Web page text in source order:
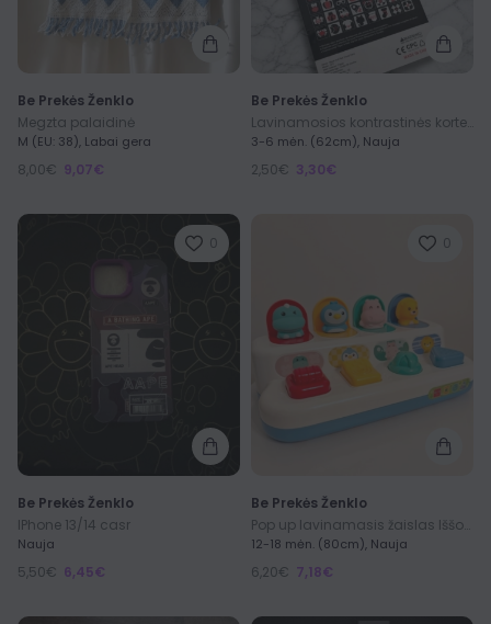
Be Prekės Ženklo
Megzta palaidinė
M (EU: 38), Labai gera
8,00€ 9,07€
Be Prekės Ženklo
3-6 mėn. (62cm), Nauja
2,50€ 3,30€
0
Be Prekės Ženklo
IPhone 13/14 casr
Nauja
5,50€ 6,45€
0
Be Prekės Ženklo
12-18 mėn. (80cm), Nauja
6,20€ 7,18€